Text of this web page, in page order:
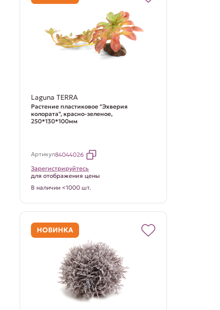
Laguna TERRA
Растение пластиковое "Эхверия
колората", красно-зеленое,
250*130*100мм
Артикул84044026
Зарегистрируйтесь
для отображения цены
В наличии <1000 шт.
НОВИНКА